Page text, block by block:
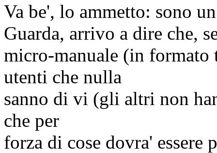
Va be', lo ammetto: sono
Guarda, arrivo a dire che,
micro-manuale (in
utenti che nulla
sanno di vi (gli altri non
che per
forza di cose dovra' essere